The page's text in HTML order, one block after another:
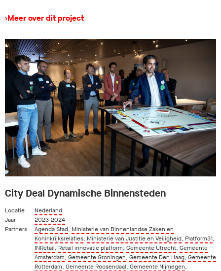
›Meer over dit project
City Deal Dynamische Binnensteden
Locatie
Nederland
Jaar
2023-2024
Partners
Agenda Stad, Ministerie van Binnenlandse Zaken en
Koninkrijksrelaties, Ministerie van Justitie en Veiligheid, Platform31,
INRetail, Retail innovatie platform, Gemeente Utrecht, Gemeente
Amsterdam, Gemeente Groningen, Gemeente Den Haag, Gemeente
Rotterdam, Gemeente Roosendaal, Gemeente Nijmegen,